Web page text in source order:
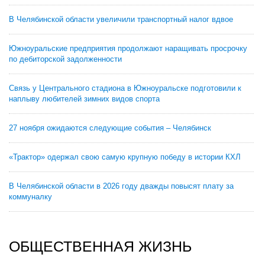
В Челябинской области увеличили транспортный налог вдвое
Южноуральские предприятия продолжают наращивать просрочку
по дебиторской задолженности
Связь у Центрального стадиона в Южноуральске подготовили к
наплыву любителей зимних видов спорта
27 ноября ожидаются следующие события – Челябинск
«Трактор» одержал свою самую крупную победу в истории КХЛ
В Челябинской области в 2026 году дважды повысят плату за
коммуналку
ОБЩЕСТВЕННАЯ ЖИЗНЬ